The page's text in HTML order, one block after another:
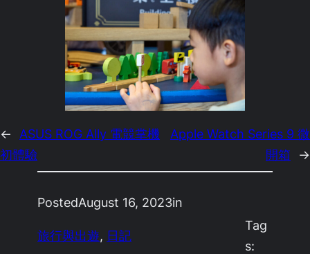
←
ASUS ROG Ally 電競掌機
初體驗
Apple Watch Series 9 微
開箱
→
PostedAugust 16, 2023in
旅行與出遊, 日記
Tag
s: